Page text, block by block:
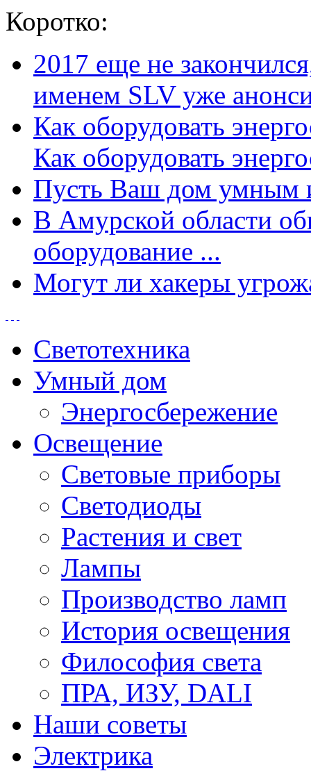
Коротко:
2017 еще не
именем SLV уже
Как оборудовать
Как оборудовать
Пусть Ваш дом умным
В Амурской области
оборудование ...
Могут ли хакеры
Светотехника
Умный дом
Энергосбережение
Освещение
Световые приборы
Светодиоды
Растения и свет
Лампы
Производство ламп
История освещения
Философия света
ПРА, ИЗУ, DALI
Наши советы
Электрика